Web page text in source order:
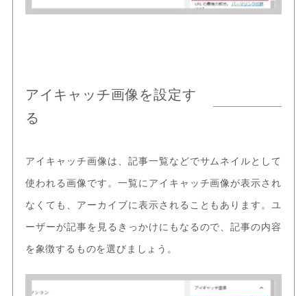
アイキャッチ画像を設定す
る
アイキャッチ画像は、記事一覧などでサムネイルとして
使われる画像です。一覧にアイキャッチ画像が表示され
なくても、アーカイブに表示されることもあります。ユ
ーザーが記事を見るきっかけにもなるので、記事の内容
を象徴するものを選びましょう。